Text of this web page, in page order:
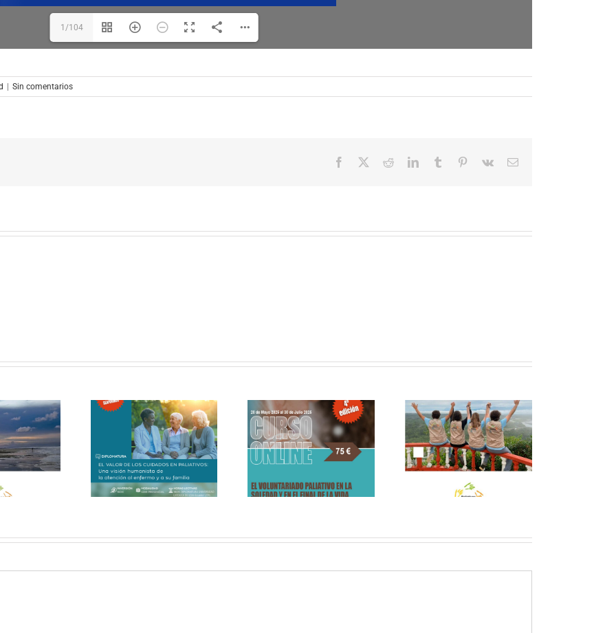
1/104
| Sin comentarios
Facebook RedditLinkedInTumblr Pinterest
Vk
Correo
ONLINE (SEMI-
– El valor
los cuidados en
CURSO ONLINE – El
voluntariado paliativo en
la soledad y en el final de
la vida
Notas Paliativas 2024
RECUERDOS Y
PRESENCIA DE LA DRA.
CARMEN MENDINUETA